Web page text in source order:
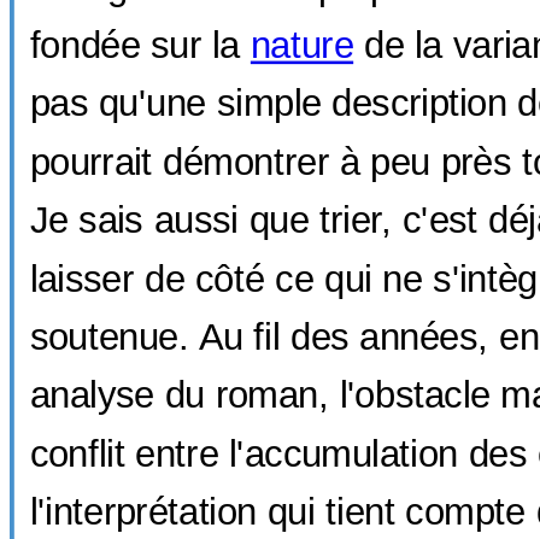
fondée sur la nature de la
pas qu'une simple description
pourrait démontrer à peu près
Je sais aussi que trier, c'est
laisser de côté ce qui ne
soutenue. Au fil des années,
analyse du roman, l'obstacle
conflit entre l'accumulation des
l'interprétation qui tient